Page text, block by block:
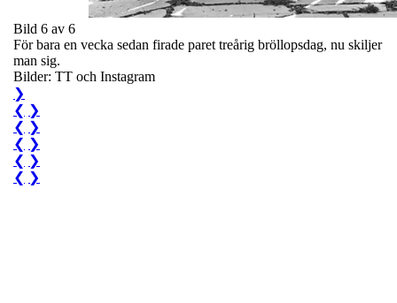
Bild 6 av 6
För bara en vecka sedan firade paret treårig bröllopsdag, nu skiljer
man sig.
Bilder: TT och Instagram
❯
❮ ❯
❮ ❯
❮ ❯
❮ ❯
❮ ❯